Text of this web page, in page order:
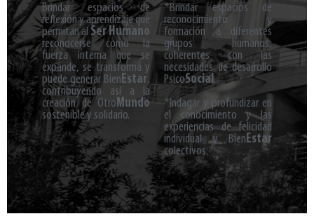
Brindar espacios de
reflexión y aprendizaje que
permitan al Ser Humano
reconocerse como la
fuerza interna que se
expande, se transforma y
puede generar Bien Estar,
contribuyendo así a la
creación de Otro Mundo
sostenible y solidario.
*Brindar espacios de
reconocimiento y
formación a diferentes
grupos humanos,
coherentes con las
necesidades de desarrollo
PsicoSocial .​
*Indagar y profundizar en
el conocimiento y las
experiencias de felicidad
individual y Bien Estar
colectivos.